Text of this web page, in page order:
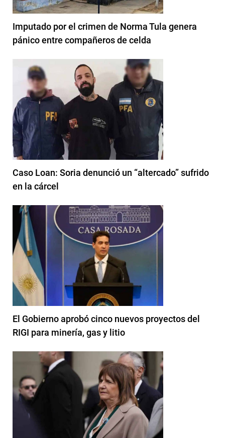
Imputado por el crimen de Norma Tula genera
pánico entre compañeros de celda
Caso Loan: Soria denunció un “altercado” sufrido
en la cárcel
El Gobierno aprobó cinco nuevos proyectos del
RIGI para minería, gas y litio